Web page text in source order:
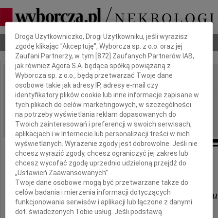
Nekrologi Odeszli Poradnik pogrzebowy
IMIĘ I NAZWISKO:
REGION: cała Polska
DATA EMISJI: 06.02.2010
Panu Posłowi
Włodzimierzowi Karpińskiemu
Dbamy o Twoją prywatność
Droga Użytkowniczko, Drogi Użytkowniku, jeśli wyrazisz
zgodę klikając "Akceptuję", Wyborcza sp. z o.o. oraz jej
Zaufani Partnerzy, w tym [872 ] Zaufanych Partnerów IAB,
jak również Agora S.A. będąca spółką powiązaną z
Wyborcza sp. z o.o., będą przetwarzać Twoje dane
osobowe takie jak adresy IP, adresy e-mail czy
identyfikatory plików cookie lub inne informacje zapisane w
tych plikach do celów marketingowych, w szczególności
na potrzeby wyświetlania reklam dopasowanych do
Twoich zainteresowań i preferencji w swoich serwisach,
aplikacjach i w Internecie lub personalizacji treści w nich
wyświetlanych. Wyrażenie zgody jest dobrowolne. Jeśli nie
chcesz wyrazić zgody, chcesz ograniczyć jej zakres lub
chcesz wycofać zgodę uprzednio udzieloną przejdź do
„Ustawień Zaawansowanych”.
Twoje dane osobowe mogą być przetwarzane także do
celów badania i mierzenia informacji dotyczących
funkcjonowania serwisów i aplikacji lub łączone z danymi
dot. świadczonych Tobie usług. Jeśli podstawą